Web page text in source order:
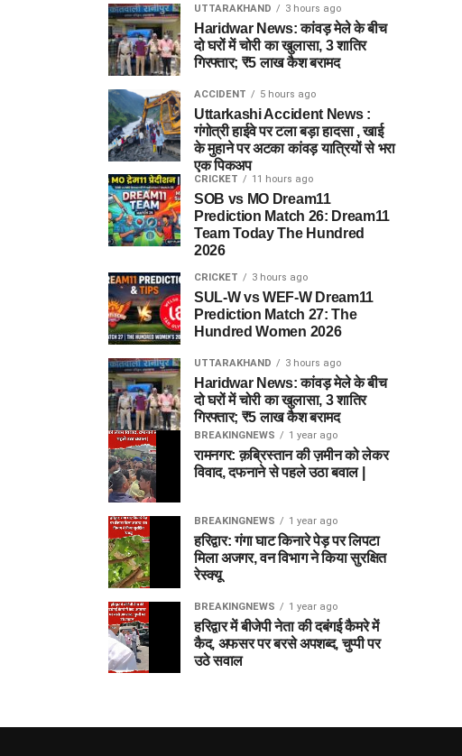
UTTARAKHAND 3 hours ago
Haridwar News: कांवड़ मेले के बीच
दो घरों में चोरी का खुलासा, 3 शातिर
गिरफ्तार; ₹5 लाख कैश बरामद
ACCIDENT 5 hours ago
Uttarkashi Accident News :
गंगोत्री हाईवे पर टला बड़ा हादसा , खाई
के मुहाने पर अटका कांवड़ यात्रियों से भरा
एक पिकअप
CRICKET 11 hours ago
SOB vs MO Dream11
Prediction Match 26: Dream11
Team Today The Hundred
2026
CRICKET 3 hours ago
SUL-W vs WEF-W Dream11
Prediction Match 27: The
Hundred Women 2026
UTTARAKHAND 3 hours ago
Haridwar News: कांवड़ मेले के बीच
दो घरों में चोरी का खुलासा, 3 शातिर
गिरफ्तार; ₹5 लाख कैश बरामद
BREAKINGNEWS 1 year ago
रामनगर: क़ब्रिस्तान की ज़मीन को लेकर
विवाद, दफनाने से पहले उठा बवाल |
BREAKINGNEWS 1 year ago
हरिद्वार: गंगा घाट किनारे पेड़ पर लिपटा
मिला अजगर, वन विभाग ने किया सुरक्षित
रेस्क्यू
BREAKINGNEWS 1 year ago
हरिद्वार में बीजेपी नेता की दबंगई कैमरे में
कैद, अफसर पर बरसे अपशब्द, चुप्पी पर
उठे सवाल